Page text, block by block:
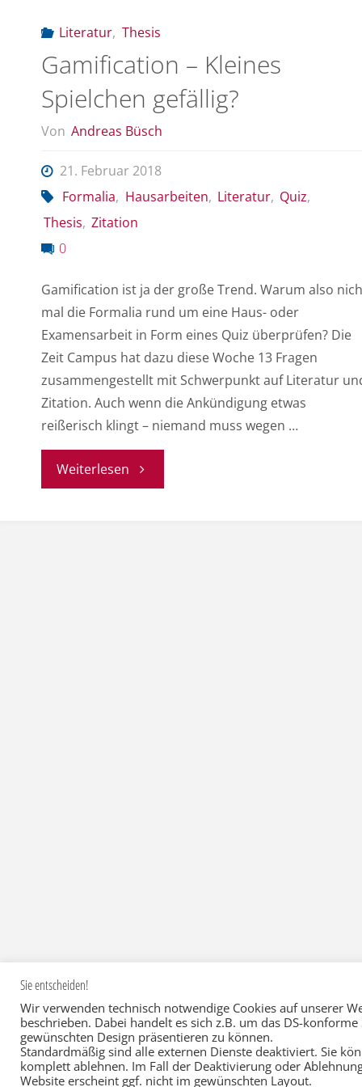
Literatur, Thesis
Gamification – Kleines
Spielchen gefällig?
Von Andreas Büsch
21. Februar 2018
Formalia, Hausarbeiten, Literatur, Quiz,
Thesis, Zitation
0
Gamification ist ja der große Trend. Warum also
mal die Formalia rund um eine Haus- oder
Examensarbeit in Form eines Quiz überprüfen? Die
Zeit Campus hat dazu diese Woche 13 Fragen
zusammengestellt mit Schwerpunkt auf Literatur
Zitation. Auch wenn die Ankündigung etwas
reißerisch klingt – niemand muss wegen …
Weiterlesen "Gamification
©2022 Prof. Andreas Büsch
Sie entscheiden!
Wir verwenden technisch notwendige Cookies auf unserer
beschrieben. Dabei handelt es sich z.B. um das DS-
gewünschten Design präsentieren zu können.
Standardmäßig sind alle externen Dienste deaktiviert. Sie
komplett ablehnen. Im Fall der Deaktivierung oder
Website erscheint ggf. nicht im gewünschten Layout.